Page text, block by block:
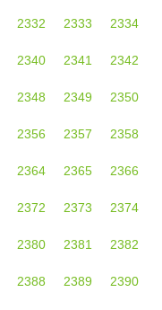
2332 2333 2334
2340 2341 2342
2348 2349 2350
2356 2357 2358
2364 2365 2366
2372 2373 2374
2380 2381 2382
2388 2389 2390